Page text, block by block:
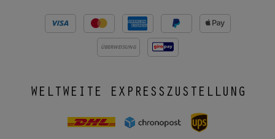
ÜBERWEISUNG
WELTWEITE EXPRESSZUSTELLUNG